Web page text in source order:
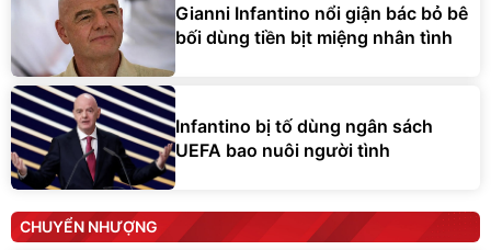
Gianni Infantino nổi giận bác bỏ bê
bối dùng tiền bịt miệng nhân tình
Infantino bị tố dùng ngân sách
UEFA bao nuôi người tình
CHUYỂN NHƯỢNG